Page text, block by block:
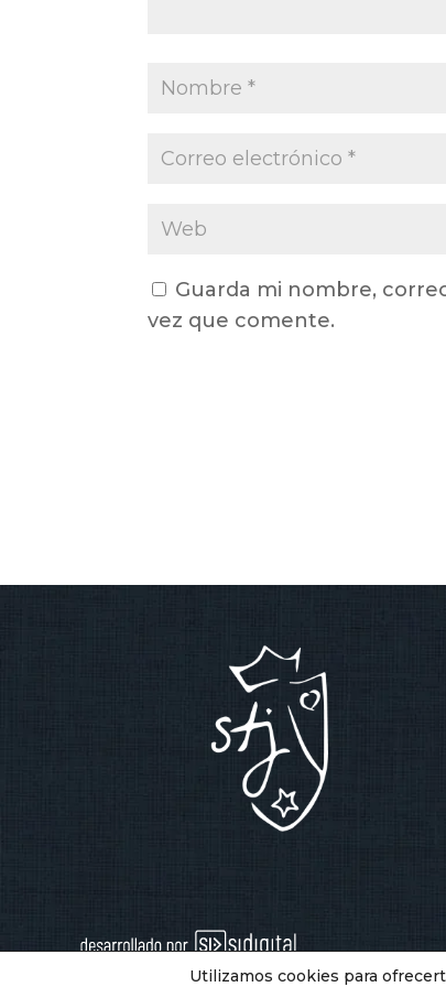
Guarda mi nombre,
vez que comente.
Utilizamos cookies para